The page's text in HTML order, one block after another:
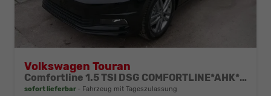
Volkswagen Touran
Comfortline 1.5 TSI DSG COMFORTLINE*AHK*NAVI*ACC*PDC*LED*SHZ*KAMERA*7-SITZER*17-ZOLL
sofort lieferbar Fahrzeug mit Tageszulassung